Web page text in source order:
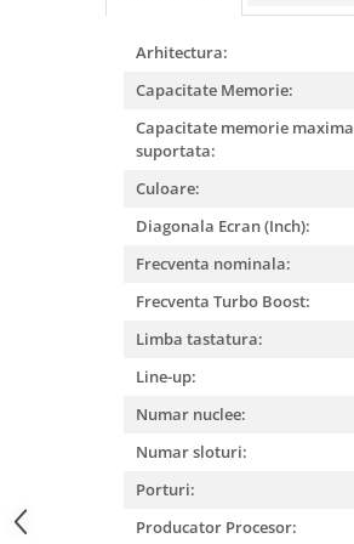
Mixere, tocatoare & roboti de
Roboți de Bucătărie
Arhitectura:
Capacitate Memorie:
Capacitate memorie maxima
suportata:
Culoare:
Diagonala Ecran (Inch):
Frecventa nominala:
Frecventa Turbo Boost:
Limba tastatura:
Line-up:
Numar nuclee:
Numar sloturi:
Porturi:
Producator Procesor: